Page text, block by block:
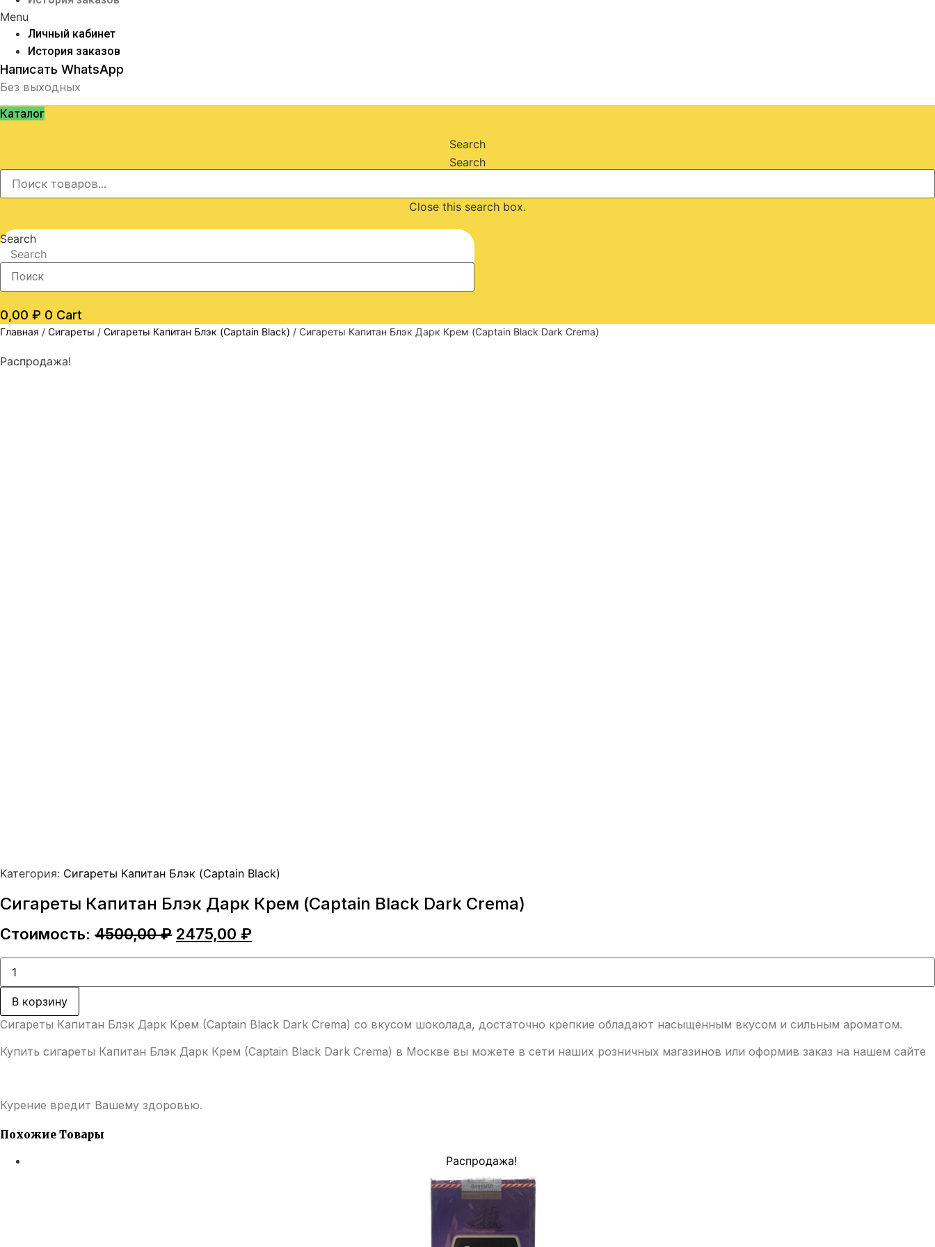
Menu
Личный кабинет
История заказов
Написать WhatsApp
Без выходных
Каталог
Search
Search
Close this search box.
Search
Search
0,00 ₽ 0 Cart
Главная / Сигареты / Сигареты Капитан Блэк (Captain Black) / Сигареты Капитан Блэк Дарк Крем (Captain Black Dark Crema)
Распродажа!
Категория: Сигареты Капитан Блэк (Captain Black)
Сигареты Капитан Блэк Дарк Крем (Captain Black Dark Crema)
Стоимость: 4500,00₽ Первоначальная
составляла
2475,00 ₽
2475,00 ₽.
Количество
товара
Сигареты
Капитан
Блэк
Дарк
Крем
Black
В корзину
Сигареты Капитан Блэк Дарк Крем (Captain Black Dark Crema) со вкусом шоколада, достаточно крепкие обладают насыщенным вкусом и сильным ароматом.
Купить сигареты Капитан Блэк Дарк Крем (Captain Black Dark Crema) в Москве вы можете в сети наших розничных магазинов или оформив заказ на нашем сайте
Курение вредит Вашему здоровью.
Похожие Товары
Распродажа!